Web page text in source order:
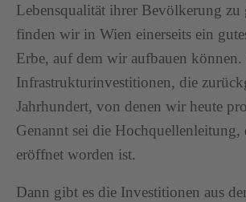
Lebensqualität ihrer Bevölkerung zu
finden wir in Wien einerseits ein
Erbe, auf dem wir aufbauen können.
Infrastrukturinvestitionen, die
Jahrhundert, von denen wir heute
Genannt sei die Hochquellenleitung,
eröffnet worden ist.
Dann gibt es die Investitionen aus